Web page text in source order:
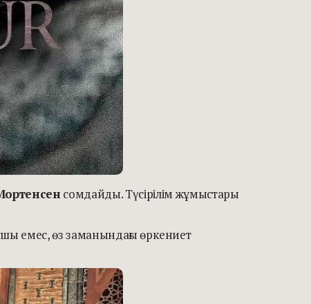
сомдайды. Түсірілім жұмыстары
емес, өз заманындағы өркениет